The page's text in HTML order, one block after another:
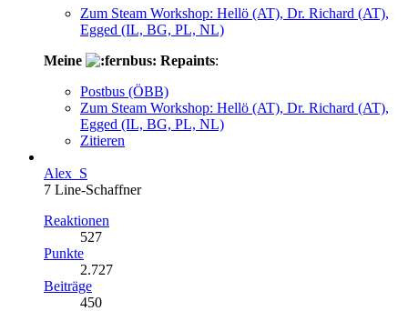
Zum Steam Workshop: Hellö (AT), Dr. Richard (AT),
Egged (IL, BG, PL, NL)
Meine
Repaints:
Postbus (ÖBB)
Zum Steam Workshop: Hellö (AT), Dr. Richard (AT),
Egged (IL, BG, PL, NL)
Zitieren
Alex_S
7 Line-Schaffner
Reaktionen
527
Punkte
2.727
Beiträge
450